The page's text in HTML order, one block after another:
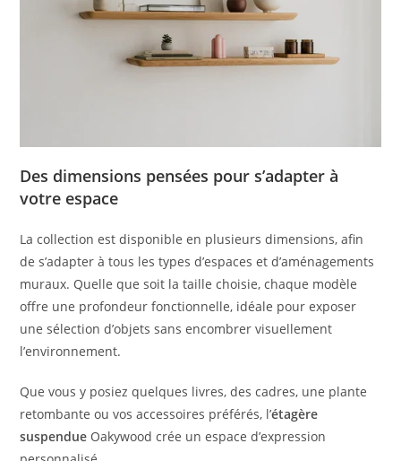
Des dimensions pensées pour s’adapter à
votre espace
La collection est disponible en plusieurs dimensions, afin
de s’adapter à tous les types d’espaces et d’aménagements
muraux. Quelle que soit la taille choisie, chaque modèle
offre une profondeur fonctionnelle, idéale pour exposer
une sélection d’objets sans encombrer visuellement
l’environnement.
Que vous y posiez quelques livres, des cadres, une plante
retombante ou vos accessoires préférés, l’étagère
suspendue Oakywood crée un espace d’expression